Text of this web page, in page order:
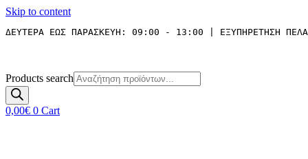
Skip to content
ΔΕΥΤΕΡΑ ΕΩΣ ΠΑΡΑΣΚΕΥΗ: 09:00 - 13:00 | ΕΞΥΠΗΡΕΤΗΣΗ
Products search
0,00€ 0 Cart